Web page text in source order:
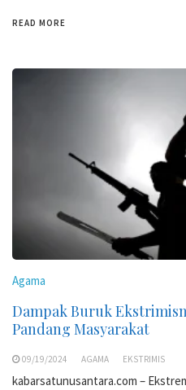
READ MORE
Agama
Dampak Buruk
Pandang Masyarakat
09/19/2024 AGAMA EKSTRIMIS
kabarsatunusantara.com –